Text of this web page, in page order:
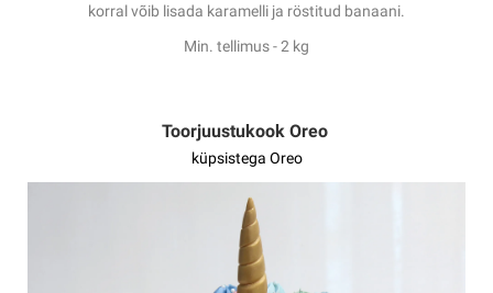
korral võib lisada karamelli ja röstitud banaani.
Min. tellimus - 2 kg
Toorjuustukook Oreo
küpsistega Oreo